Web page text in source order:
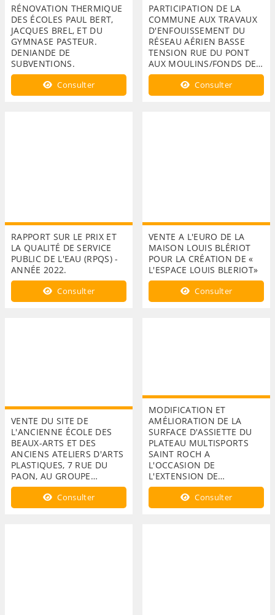
RÉNOVATION THERMIQUE
DES ÉCOLES PAUL BERT,
JACQUES BREL, ET DU
GYMNASE PASTEUR.
DENIANDE DE
SUBVENTIONS.
Consulter
PARTICIPATION DE LA
COMMUNE AUX TRAVAUX
D'ENFOUISSEMENT DU
RÉSEAU AÉRIEN BASSE
TENSION RUE DU PONT
AUX MOULINS/FONDS DE…
Consulter
RAPPORT SUR LE PRIX ET
LA QUALITÉ DE SERVICE
PUBLIC DE L'EAU (RPQS) -
ANNÉE 2022.
Consulter
VENTE A L'EURO DE LA
MAISON LOUIS BLÉRIOT
POUR LA CRÉATION DE «
L'ESPACE LOUIS BLERIOT»
Consulter
VENTE DU SITE DE
L'ANCIENNE ÉCOLE DES
BEAUX-ARTS ET DES
ANCIENS ATELIERS D'ARTS
PLASTIQUES, 7 RUE DU
PAON, AU GROUPE…
Consulter
MODIFICATION ET
AMÉLIORATION DE LA
SURFACE D'ASSIETTE DU
PLATEAU MULTISPORTS
SAINT ROCH A
L'OCCASION DE
L'EXTENSION DE…
Consulter